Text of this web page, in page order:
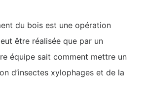
du bois est une opération
être réalisée que par un
équipe sait comment mettre un
d’insectes xylophages et de la